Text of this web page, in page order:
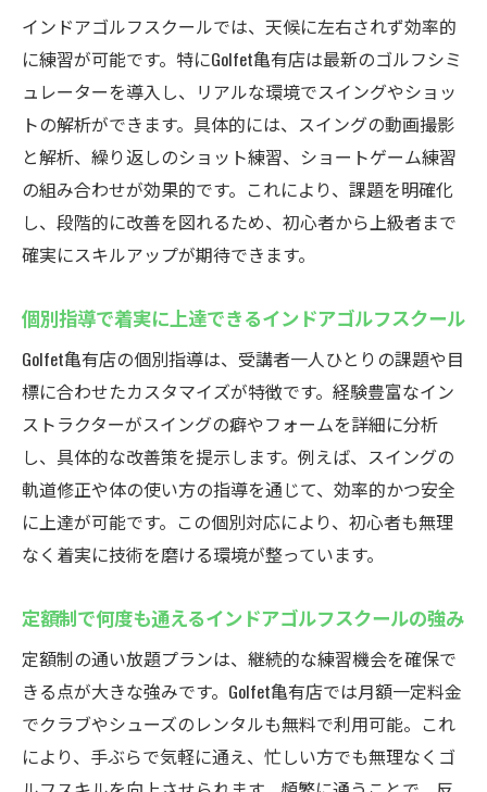
インドアゴルフスクールでは、天候に左右されず効率的
に練習が可能です。特にGolfet亀有店は最新のゴルフシミ
ュレーターを導入し、リアルな環境でスイングやショッ
トの解析ができます。具体的には、スイングの動画撮影
と解析、繰り返しのショット練習、ショートゲーム練習
の組み合わせが効果的です。これにより、課題を明確化
し、段階的に改善を図れるため、初心者から上級者まで
確実にスキルアップが期待できます。
個別指導で着実に上達できるインドアゴルフスクール
Golfet亀有店の個別指導は、受講者一人ひとりの課題や目
標に合わせたカスタマイズが特徴です。経験豊富なイン
ストラクターがスイングの癖やフォームを詳細に分析
し、具体的な改善策を提示します。例えば、スイングの
軌道修正や体の使い方の指導を通じて、効率的かつ安全
に上達が可能です。この個別対応により、初心者も無理
なく着実に技術を磨ける環境が整っています。
定額制で何度も通えるインドアゴルフスクールの強み
定額制の通い放題プランは、継続的な練習機会を確保で
きる点が大きな強みです。Golfet亀有店では月額一定料金
でクラブやシューズのレンタルも無料で利用可能。これ
により、手ぶらで気軽に通え、忙しい方でも無理なくゴ